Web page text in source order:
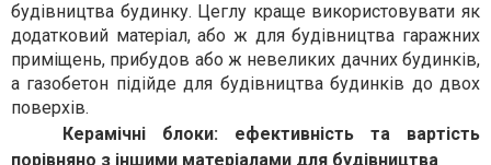
будівництва будинку. Цеглу краще використовувати як
додатковий матеріал, або ж для будівництва гаражних
приміщень, прибудов або ж невеликих дачних будинків,
а газобетон підійде для будівництва будинків до двох
поверхів.
Керамічні блоки: ефективність та вартість
порівняно з іншими матеріалами для будівництва